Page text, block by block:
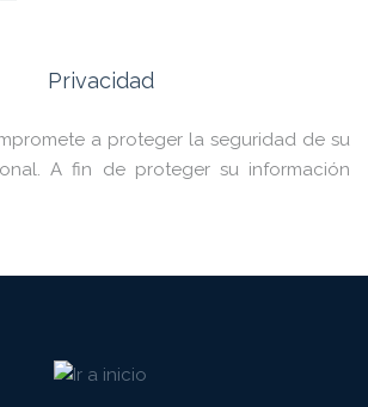
Privacidad
a proteger la seguridad de su
A fin de proteger su información